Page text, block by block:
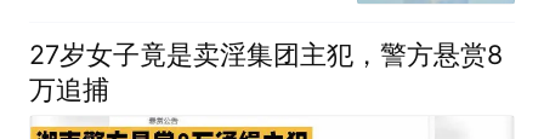
27岁女子竟是卖淫集团主犯，警方悬赏8
万追捕